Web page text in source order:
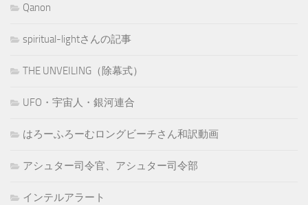
Qanon
spiritual-lightさんの記事
THE UNVEILING（除幕式）
UFO・宇宙人・銀河連合
はろーふろーむロングビーチさん和訳動画
アシュター司令官、アシュター司令部
インテルアラート